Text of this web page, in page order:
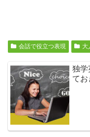
会話で役立つ表現 大
独学
てお